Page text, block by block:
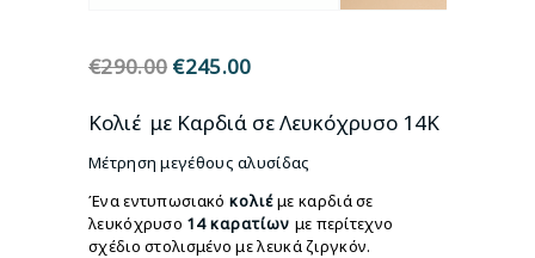
€290.00 Original
was:
€290.00.
€245.00
τιμή
€245.00.
Κολιέ με Καρδιά σε Λευκόχρυσο 14Κ
Μέτρηση μεγέθους αλυσίδας
Ένα εντυπωσιακό κολιέμε καρδιά σε
λευκόχρυσο 14 καρατίων με περίτεχνο
σχέδιο στολισμένο με λευκά ζιργκόν.